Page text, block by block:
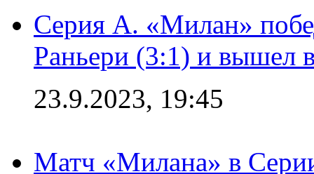
Серия А. «Милан»
Раньери (3:1) и вышел
23.9.2023, 19:45
Матч «Милана» в